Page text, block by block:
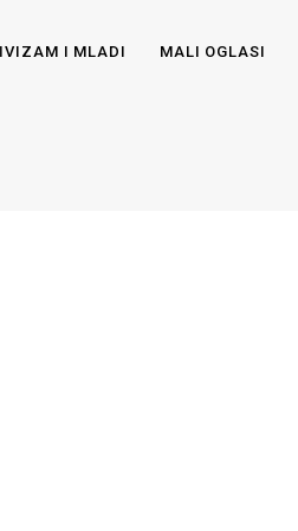
I MLADI MALI OGLASI